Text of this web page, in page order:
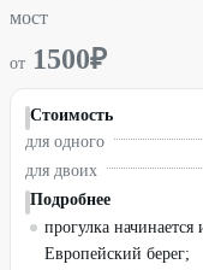
мост
от 1500₽
Стоимость
для одного
для двоих
Подробнее
прогулка
Европейский берег;